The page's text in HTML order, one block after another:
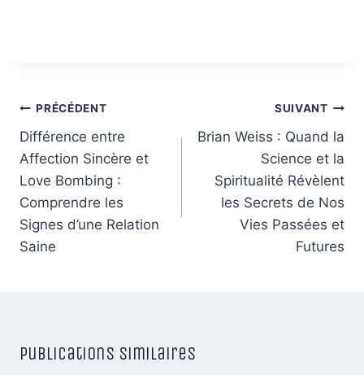
Navigation
de
l’article
PRÉCÉDENT
Différence entre
Affection Sincère et
Love Bombing :
Comprendre les
Signes d’une Relation
Saine
SUIVANT
Brian Weiss : Quand la
Science et la
Spiritualité Révèlent
les Secrets de Nos
Vies Passées et
Futures
Publications similaires